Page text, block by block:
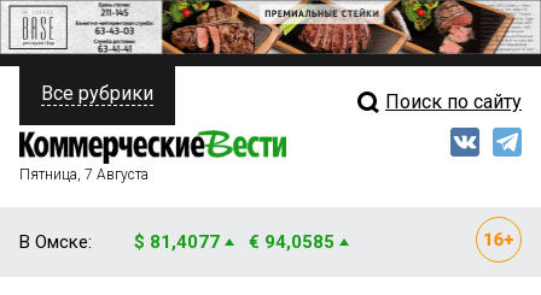
ПОЛИТИКА
ФИНАНСЫ
Свежий выпуск
Все рубрики Поиск по сайту
Пятница, 7 Августа
В Омске: $ 81,4077 € 94,0585